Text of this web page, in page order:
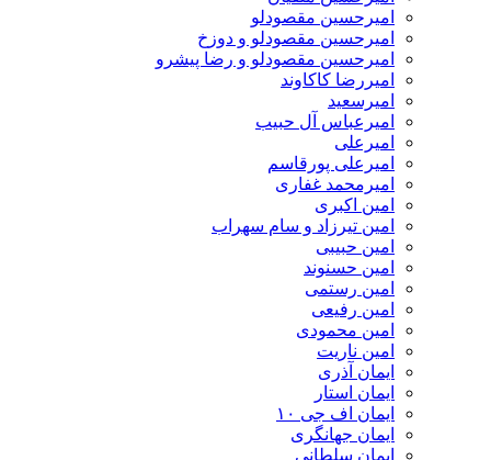
امیرحسین مقصودلو
امیرحسین مقصودلو و دوزخ
امیرحسین مقصودلو و رضا پیشرو
امیررضا کاکاوند
امیرسعید
امیرعباس آل حبیب
امیرعلی
امیرعلی پورقاسم
امیرمحمد غفاری
امین اکبری
امین تیرزاد و سام سهراب
امین حبیبی
امین حسنوند
امین رستمی
امین رفیعی
امین محمودی
امین ناریت
ایمان آذری
ایمان استار
ایمان اف جی ۱۰
ایمان جهانگری
ایمان سلطانی